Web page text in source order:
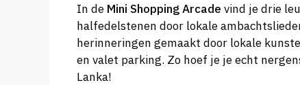
In de Mini Shopping Arcade vind je drie
halfedelstenen door lokale
herinneringen gemaakt door lokale
en valet parking. Zo hoef je je echt
Lanka!